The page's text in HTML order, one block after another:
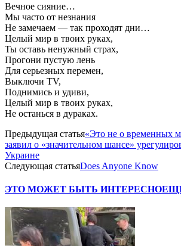
Вечное сияние…
Мы часто от незнания
Не замечаем — так проходят дни…
Целый мир в твоих руках,
Ты оставь ненужный страх,
Прогони пустую лень
Для серьезных перемен,
Выключи TV,
Поднимись и удиви,
Целый мир в твоих руках,
Не останься в дураках.
Предыдущая статья«Это не о временных
заявил о «значительном шансе»
Украине
Следующая статьяDoes Anyone Know
ЭТО МОЖЕТ БЫТЬ ИНТЕРЕСНО